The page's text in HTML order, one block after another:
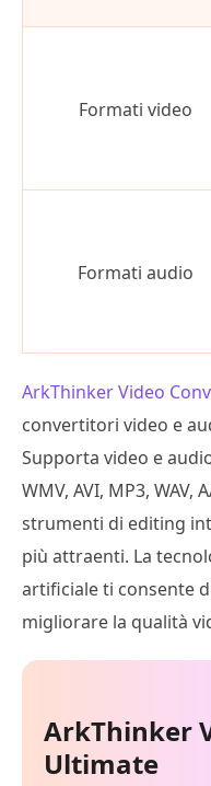
Formati video
Formati audio
ArkThinker Video
convertitori video e
Supporta video e
WMV, AVI, MP3, WAV,
strumenti di editing
più attraenti. La
artificiale ti consente
migliorare la qualità
ArkThinker
Ultimate